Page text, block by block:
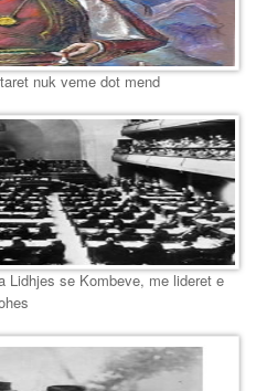
nuk veme dot mend
Lidhjes se Kombeve, me lideret e